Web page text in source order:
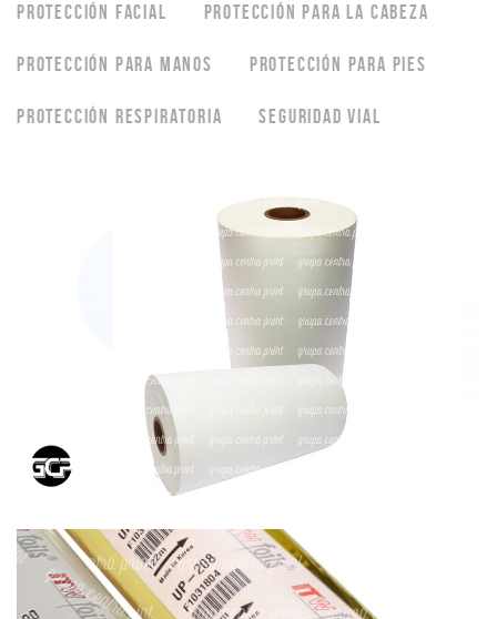
PROTECCIÓN FACIAL PROTECCIÓN PARA LA CABEZA
PROTECCIÓN PARA MANOS PROTECCIÓN PARA PIES
PROTECCIÓN RESPIRATORIA SEGURIDAD VIAL